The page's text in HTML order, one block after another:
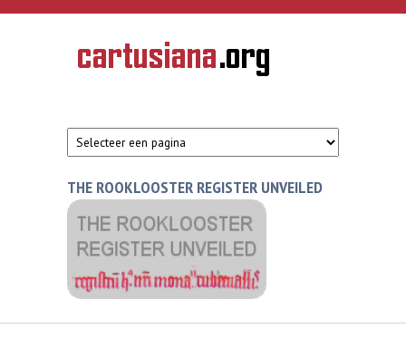
Overslaan en naar de inhoud gaan
CARTUSIANA
Geschiedenis
van de
THE ROOKLOOSTER REGISTER UNVEILED